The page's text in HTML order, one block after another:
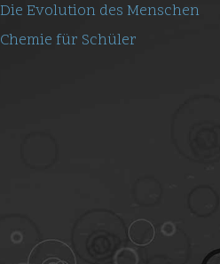
Die Evolution des Menschen
Chemie für Schüler